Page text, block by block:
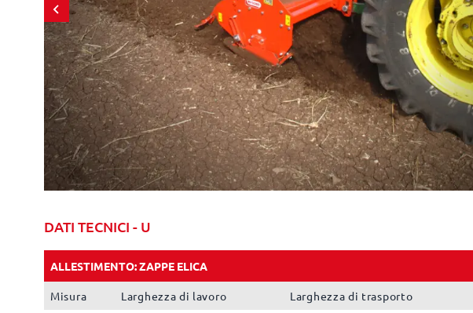
DATI TECNICI - U
ALLESTIMENTO: ZAPPE ELICA
Misura Larghezza di lavoro Larghezza di trasporto